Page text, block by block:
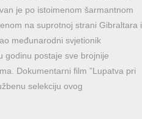
je po istoimenom šarmantnom
na suprotnoj strani Gibraltara i
međunarodni svjetionik
godinu postaje sve brojnije
Dokumentarni film ”Lupatva pri
selekciju ovog